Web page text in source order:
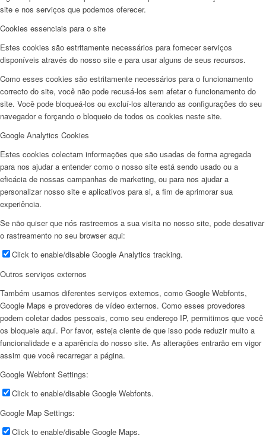
site e nos serviços que podemos oferecer.
Cookies essenciais para o site
Estes cookies são estritamente necessários para fornecer serviços
disponíveis através do nosso site e para usar alguns de seus recursos.
Como esses cookies são estritamente necessários para o funcionamento
correcto do site, você não pode recusá-los sem afetar o funcionamento do
site. Você pode bloqueá-los ou excluí-los alterando as configurações do seu
navegador e forçando o bloqueio de todos os cookies neste site.
Google Analytics Cookies
Estes cookies colectam informações que são usadas de forma agregada
para nos ajudar a entender como o nosso site está sendo usado ou a
eficácia de nossas campanhas de marketing, ou para nos ajudar a
personalizar nosso site e aplicativos para si, a fim de aprimorar sua
experiência.
Se não quiser que nós rastreemos a sua visita no nosso site, pode desativar
o rastreamento no seu browser aqui:
Click to enable/disable Google Analytics tracking.
Outros serviços externos
Também usamos diferentes serviços externos, como Google Webfonts,
Google Maps e provedores de vídeo externos. Como esses provedores
podem coletar dados pessoais, como seu endereço IP, permitimos que você
os bloqueie aqui. Por favor, esteja ciente de que isso pode reduzir muito a
funcionalidade e a aparência do nosso site. As alterações entrarão em vigor
assim que você recarregar a página.
Google Webfont Settings:
Click to enable/disable Google Webfonts.
Google Map Settings:
Click to enable/disable Google Maps.